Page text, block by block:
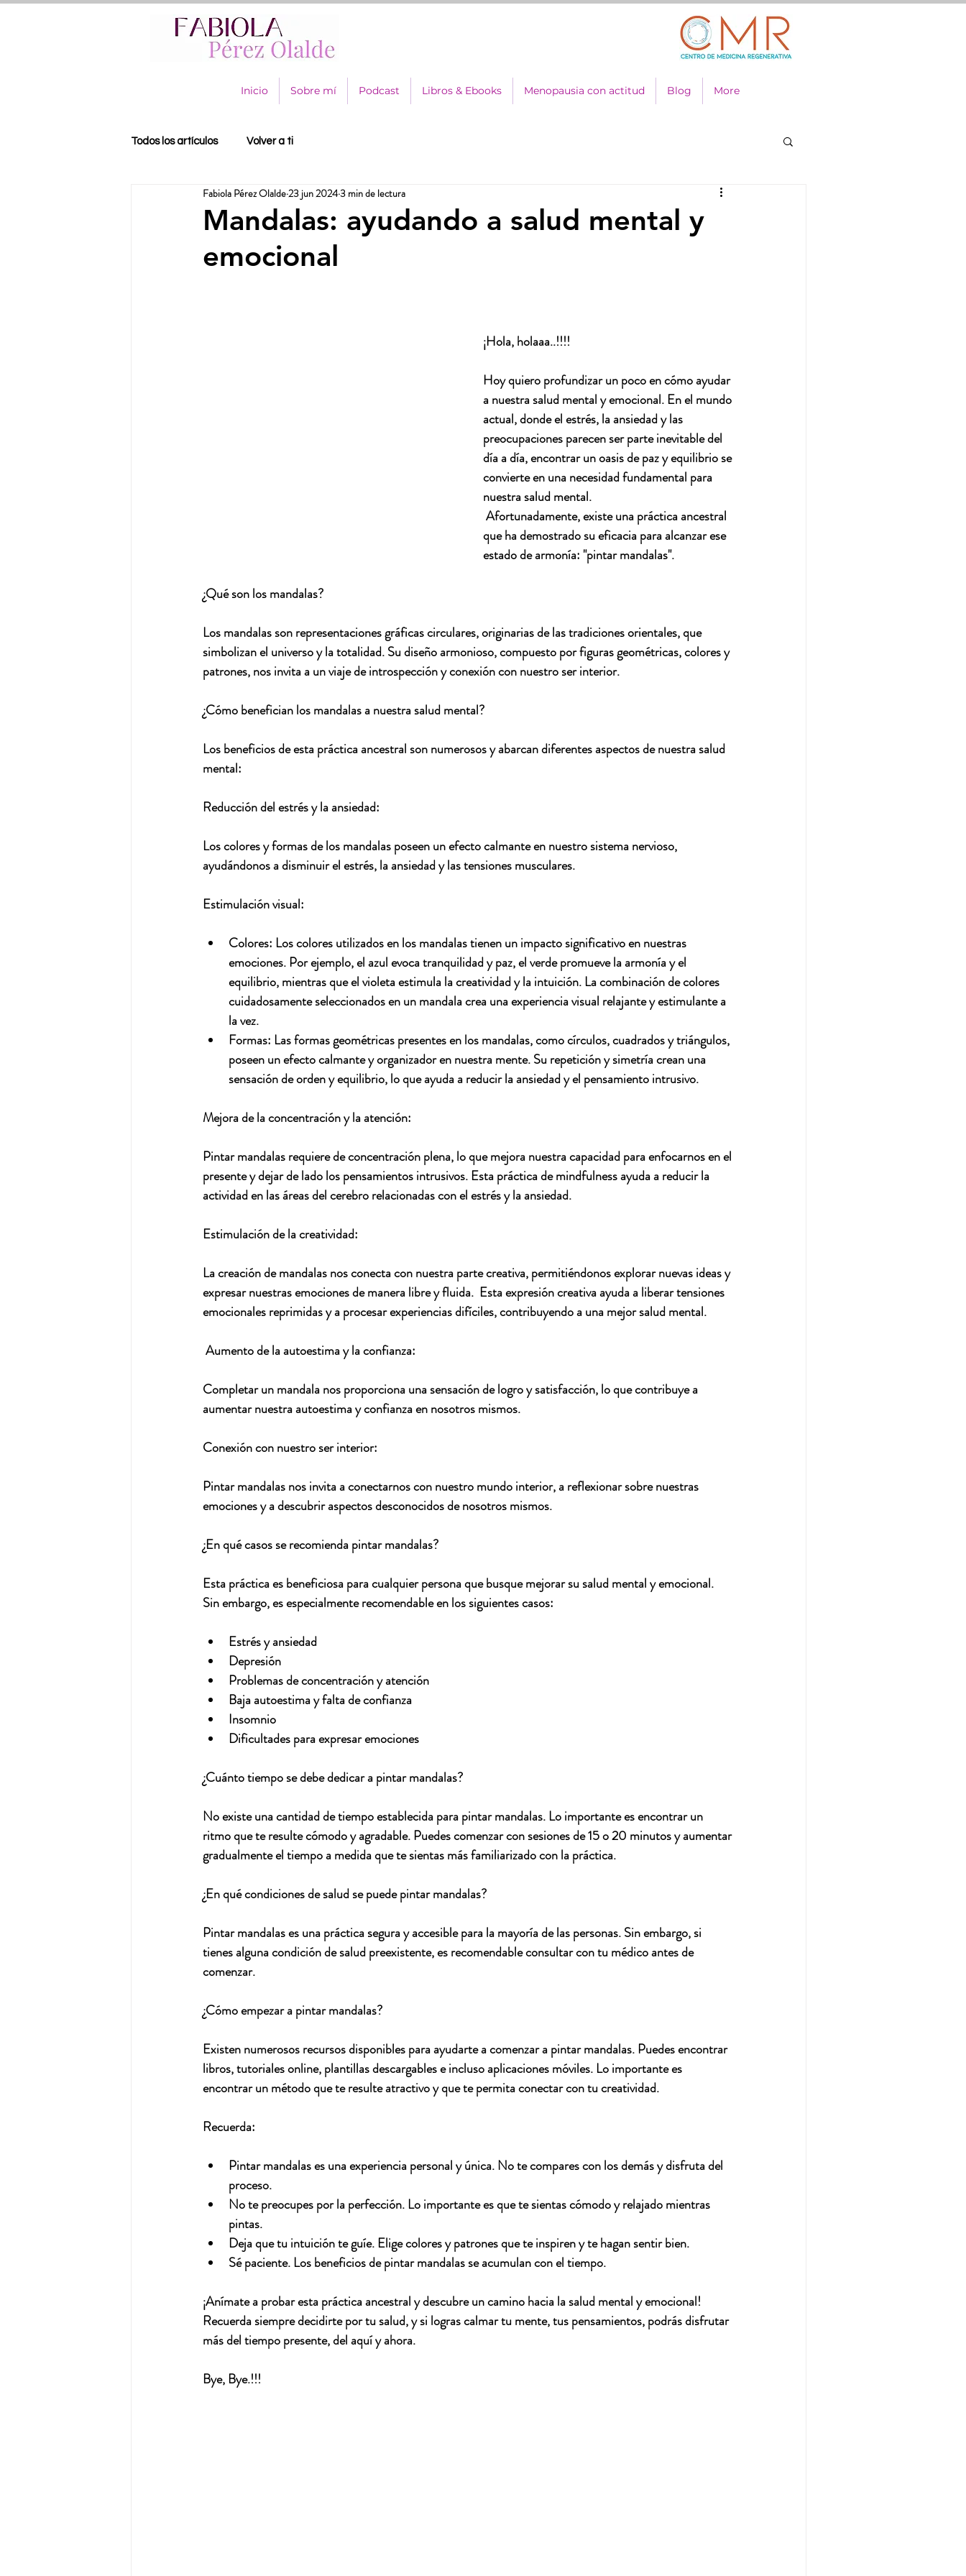
Inicio Sobre mí Podcast Libros & Ebooks Menopausia con actitud Blog More
Todos los artículos Volver a ti
Mandalas: ayudando a salud mental y
emocional
Fabiola Pérez Olalde23 jun 20243 min de lectura
¡Hola, holaaa..!!!!
Hoy quiero profundizar un poco en cómo ayudar
a nuestra salud mental y emocional. En el mundo
actual, donde el estrés, la ansiedad y las
preocupaciones parecen ser parte inevitable del
día a día, encontrar un oasis de paz y equilibrio se
convierte en una necesidad fundamental para
nuestra salud mental.
Afortunadamente, existe una práctica ancestral
que ha demostrado su eficacia para alcanzar ese
estado de armonía: "pintar mandalas".
¿Qué son los mandalas?
Los mandalas son representaciones gráficas circulares, originarias de las tradiciones orientales, que
simbolizan el universo y la totalidad. Su diseño armonioso, compuesto por figuras geométricas, colores y
patrones, nos invita a un viaje de introspección y conexión con nuestro ser interior.
¿Cómo benefician los mandalas a nuestra salud mental?
Los beneficios de esta práctica ancestral son numerosos y abarcan diferentes aspectos de nuestra salud
mental:
Reducción del estrés y la ansiedad:
Los colores y formas de los mandalas poseen un efecto calmante en nuestro sistema nervioso,
ayudándonos a disminuir el estrés, la ansiedad y las tensiones musculares.
Estimulación visual:
Colores: Los colores utilizados en los mandalas tienen un impacto significativo en nuestras
emociones. Por ejemplo, el azul evoca tranquilidad y paz, el verde promueve la armonía y el
equilibrio, mientras que el violeta estimula la creatividad y la intuición. La combinación de colores
cuidadosamente seleccionados en un mandala crea una experiencia visual relajante y estimulante a
la vez.
Formas: Las formas geométricas presentes en los mandalas, como círculos, cuadrados y triángulos,
poseen un efecto calmante y organizador en nuestra mente. Su repetición y simetría crean una
sensación de orden y equilibrio, lo que ayuda a reducir la ansiedad y el pensamiento intrusivo.
Mejora de la concentración y la atención:
Pintar mandalas requiere de concentración plena, lo que mejora nuestra capacidad para enfocarnos en el
presente y dejar de lado los pensamientos intrusivos. Esta práctica de mindfulness ayuda a reducir la
actividad en las áreas del cerebro relacionadas con el estrés y la ansiedad.
Estimulación de la creatividad:
La creación de mandalas nos conecta con nuestra parte creativa, permitiéndonos explorar nuevas ideas y
expresar nuestras emociones de manera libre y fluida. Esta expresión creativa ayuda a liberar tensiones
emocionales reprimidas y a procesar experiencias difíciles, contribuyendo a una mejor salud mental.
Aumento de la autoestima y la confianza:
Completar un mandala nos proporciona una sensación de logro y satisfacción, lo que contribuye a
aumentar nuestra autoestima y confianza en nosotros mismos.
Conexión con nuestro ser interior:
Pintar mandalas nos invita a conectarnos con nuestro mundo interior, a reflexionar sobre nuestras
emociones y a descubrir aspectos desconocidos de nosotros mismos.
¿En qué casos se recomienda pintar mandalas?
Esta práctica es beneficiosa para cualquier persona que busque mejorar su salud mental y emocional.
Sin embargo, es especialmente recomendable en los siguientes casos:
Estrés y ansiedad
Depresión
Problemas de concentración y atención
Baja autoestima y falta de confianza
Insomnio
Dificultades para expresar emociones
¿Cuánto tiempo se debe dedicar a pintar mandalas?
No existe una cantidad de tiempo establecida para pintar mandalas. Lo importante es encontrar un
ritmo que te resulte cómodo y agradable. Puedes comenzar con sesiones de 15 o 20 minutos y aumentar
gradualmente el tiempo a medida que te sientas más familiarizado con la práctica.
¿En qué condiciones de salud se puede pintar mandalas?
Pintar mandalas es una práctica segura y accesible para la mayoría de las personas. Sin embargo, si
tienes alguna condición de salud preexistente, es recomendable consultar con tu médico antes de
comenzar.
¿Cómo empezar a pintar mandalas?
Existen numerosos recursos disponibles para ayudarte a comenzar a pintar mandalas. Puedes encontrar
libros, tutoriales online, plantillas descargables e incluso aplicaciones móviles. Lo importante es
encontrar un método que te resulte atractivo y que te permita conectar con tu creatividad.
Recuerda:
Pintar mandalas es una experiencia personal y única. No te compares con los demás y disfruta del
proceso.
No te preocupes por la perfección. Lo importante es que te sientas cómodo y relajado mientras
pintas.
Deja que tu intuición te guíe. Elige colores y patrones que te inspiren y te hagan sentir bien.
Sé paciente. Los beneficios de pintar mandalas se acumulan con el tiempo.
¡Anímate a probar esta práctica ancestral y descubre un camino hacia la salud mental y emocional!
Recuerda siempre decidirte por tu salud, y si logras calmar tu mente, tus pensamientos, podrás disfrutar
más del tiempo presente, del aquí y ahora.
Bye, Bye.!!!